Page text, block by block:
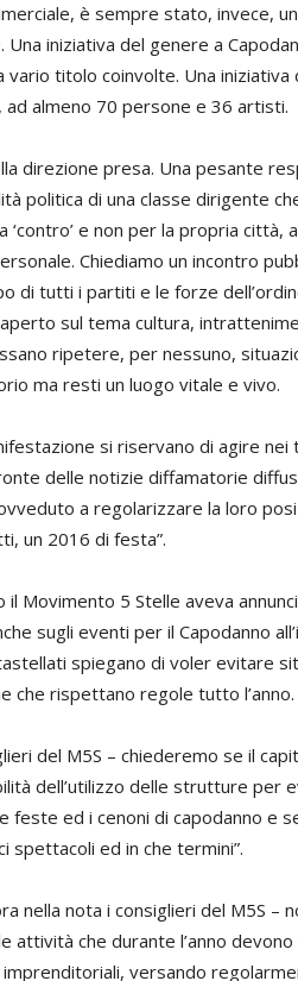
è sempre stato, invece,
iniziativa del genere a
titolo coinvolte. Una iniziativa
almeno 70 persone e 36 artisti.
direzione presa. Una pesante
politica di una classe dirigente
e non per la propria città,
Chiediamo un incontro
di tutti i partiti e le forze
sul tema cultura,
ripetere, per nessuno,
ma resti un luogo vitale e vivo.
si riservano di agire nei
delle notizie diffamatorie
a regolarizzare la loro
un 2016 di festa”.
il Movimento 5 Stelle aveva
sugli eventi per il Capodanno
spiegano di voler evitare
che rispettano regole tutto l’anno.
del M5S – chiederemo se il
dell’utilizzo delle strutture per
feste ed i cenoni di capodanno e
spettacoli ed in che termini”.
nella nota i consiglieri del M5S –
attività che durante l’anno
versando